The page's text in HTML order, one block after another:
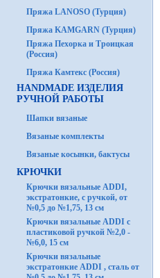
Пряжа LANOSO (Турция)
Пряжа KAMGARN (Турция)
Пряжа Пехорка и Троицкая
(Россия)
Пряжа Камтекс (Россия)
HANDMADE ИЗДЕЛИЯ
РУЧНОЙ РАБОТЫ
Шапки вязаные
Вязаные комплекты
Вязаные косынки, бактусы
КРЮЧКИ
Крючки вязальные ADDI,
экстратонкие, с ручкой, от
№0,5 до №1,75, 13 см
Крючки вязальные ADDI с
пластиковой ручкой №2,0 -
№6,0, 15 см
Крючки вязальные
экстратонкие ADDI , сталь от